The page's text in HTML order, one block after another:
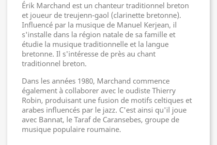
Érik Marchand est un chanteur traditionnel breton
et joueur de treujenn-gaol (clarinette bretonne).
Influencé par la musique de Manuel Kerjean, il
s'installe dans la région natale de sa famille et
étudie la musique traditionnelle et la langue
bretonne. Il s'intéresse de près au chant
traditionnel breton.
Dans les années 1980, Marchand commence
également à collaborer avec le oudiste Thierry
Robin, produisant une fusion de motifs celtiques et
arabes influencés par le jazz. C'est ainsi qu'il joue
avec Bannat, le Taraf de Caransebes, groupe de
musique populaire roumaine.